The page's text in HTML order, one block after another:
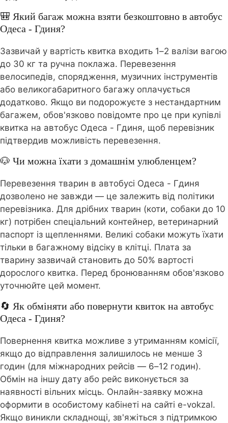
🎒 Який багаж можна взяти безкоштовно в автобус
Одеса - Гдиня?
Зазвичай у вартість квитка входить 1–2 валізи вагою
до 30 кг та ручна поклажа. Перевезення
велосипедів, спорядження, музичних інструментів
або великогабаритного багажу оплачується
додатково. Якщо ви подорожуєте з нестандартним
багажем, обов'язково повідомте про це при купівлі
квитка на автобус Одеса - Гдиня, щоб перевізник
підтвердив можливість перевезення.
🐶 Чи можна їхати з домашнім улюбленцем?
Перевезення тварин в автобусі Одеса - Гдиня
дозволено не завжди — це залежить від політики
перевізника. Для дрібних тварин (коти, собаки до 10
кг) потрібен спеціальний контейнер, ветеринарний
паспорт із щепленнями. Великі собаки можуть їхати
тільки в багажному відсіку в клітці. Плата за
тварину зазвичай становить до 50% вартості
дорослого квитка. Перед бронюванням обов'язково
уточнюйте цей момент.
🔄 Як обміняти або повернути квиток на автобус
Одеса - Гдиня?
Повернення квитка можливе з утриманням комісії,
якщо до відправлення залишилось не менше 3
годин (для міжнародних рейсів — 6–12 годин).
Обмін на іншу дату або рейс виконується за
наявності вільних місць. Онлайн-заявку можна
оформити в особистому кабінеті на сайті e-vokzal.
Якщо виникли складнощі, зв'яжіться з підтримкою